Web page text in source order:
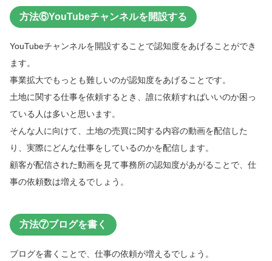
方法⑥YouTubeチャンネルを開設する
YouTubeチャンネルを開設することで認知度をあげることができ
ます。
事業拡大でもっとも難しいのが認知度をあげることです。
土地に関する仕事を依頼するとき、誰に依頼すればいいのか困っ
ている人は多いと思います。
そんな人に向けて、土地の売買に関する内容の動画を配信した
り、実際にどんな仕事をしているのかを配信します。
顧客が配信された動画を見て事務所の認知度があがることで、仕
事の依頼数は増えるでしょう。
方法⑦ブログを書く
ブログを書くことで、仕事の依頼が増えるでしょう。